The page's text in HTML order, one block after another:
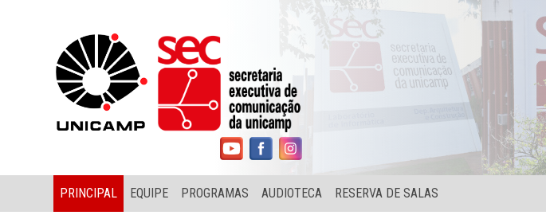
PRINCIPAL EQUIPE PROGRAMAS AUDIOTECA RESERVA DE SALAS